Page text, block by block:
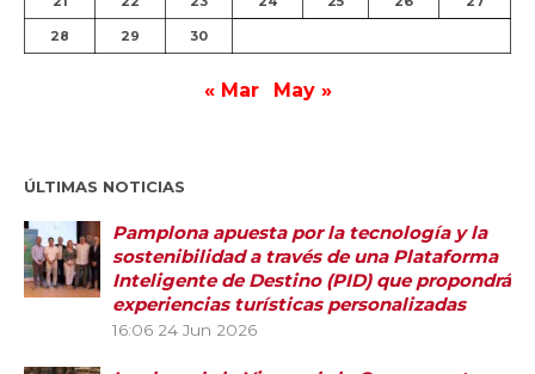
28 29 30
« Mar May »
ÚLTIMAS NOTICIAS
Pamplona apuesta por la tecnología y la
sostenibilidad a través de una Plataforma
Inteligente de Destino (PID) que propondrá
experiencias turísticas personalizadas
16:06 24 Jun 2026